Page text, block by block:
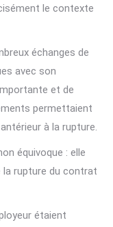
le contexte
échanges de
avec son
et de
permettaient
à la rupture.
équivoque : elle
la rupture du contrat
étaient